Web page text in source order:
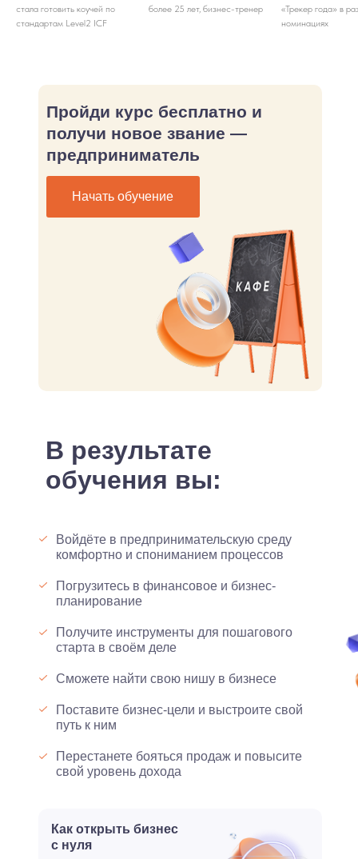
стала готовить коучей по
стандартам Level2 ICF
более 25 лет, бизнес-тренер
«Трекер года» в
номинациях
Пройди курс бесплатно и
получи новое звание —
предприниматель
Начать обучение
В результате
обучения вы:
Войдёте в предпринимательскую среду
комфортно и спониманием процессов
Получите инструменты для пошагового
старта в своём деле
Погрузитесь в финансовое и бизнес-
планирование
Сможете найти свою нишу в бизнесе
Поставите бизнес-цели и выстроите свой
путь к ним
Перестанете бояться продаж и повысите
свой уровень дохода
Как открыть бизнес
с нуля